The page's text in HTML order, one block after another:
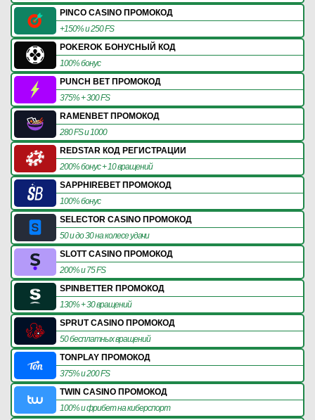
PINCO CASINO ПРОМОКОД
+150% и 250 FS
POKEROK БОНУСНЫЙ КОД
100% бонус
PUNCH BET ПРОМОКОД
375% + 300 FS
RAMENBET ПРОМОКОД
280 FS и 1000
REDSTAR КОД РЕГИСТРАЦИИ
200% бонус + 10 вращений
SAPPHIREBET ПРОМОКОД
100% бонус
SELECTOR CASINO ПРОМОКОД
50 и до 30 на колесе удачи
SLOTT CASINO ПРОМОКОД
200% и 75 FS
SPINBETTER ПРОМОКОД
130% + 30 вращений
SPRUT CASINO ПРОМОКОД
50 бесплатных вращений
TONPLAY ПРОМОКОД
375% и 200 FS
TWIN CASINO ПРОМОКОД
100% и фрибет на киберспорт